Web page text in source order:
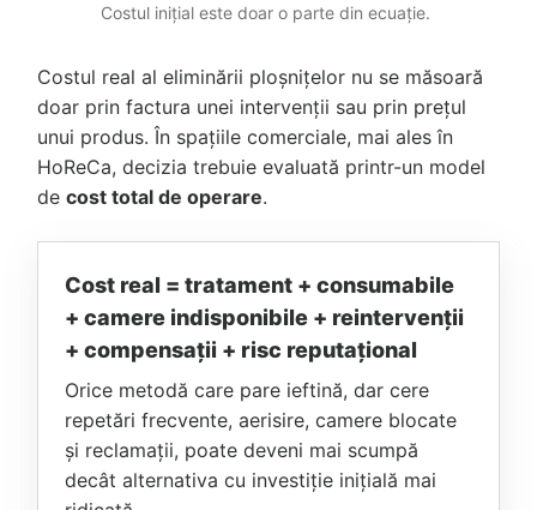
Costul inițial este doar o parte din ecuație.
Costul real al eliminării ploșnițelor nu se măsoară
doar prin factura unei intervenții sau prin prețul
unui produs. În spațiile comerciale, mai ales în
HoReCa, decizia trebuie evaluată printr-un model
de cost total de operare.
Cost real = tratament + consumabile
+ camere indisponibile + reintervenții
+ compensații + risc reputațional
Orice metodă care pare ieftină, dar cere
repetări frecvente, aerisire, camere blocate
și reclamații, poate deveni mai scumpă
decât alternativa cu investiție inițială mai